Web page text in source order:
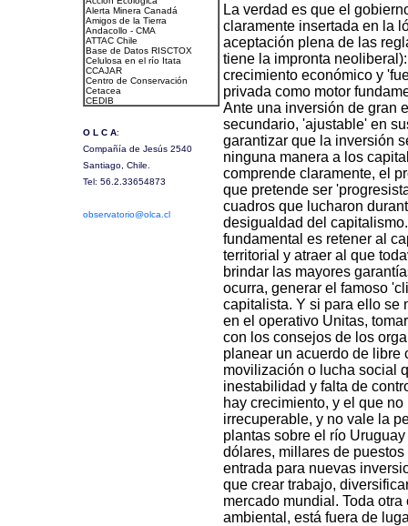
La verdad es que el
claramente insertada en la
aceptación plena de las
tiene la impronta
crecimiento económico y
privada como motor
Ante una inversión de gran
secundario, 'ajustable' en
garantizar que la inversión
ninguna manera a los
comprende claramente, el
que pretende ser
cuadros que lucharon
desigualdad del
fundamental es retener al
territorial y atraer al que
brindar las mayores
ocurra, generar el famoso
capitalista. Y si para ello se
en el operativo Unitas,
con los consejos de los
planear un acuerdo de libre
movilización o lucha social
inestabilidad y falta de
hay crecimiento, y el que
irrecuperable, y no vale la
plantas sobre el río
dólares, millares de
entrada para nuevas
que crear trabajo,
mercado mundial. Toda
ambiental, está fuera de